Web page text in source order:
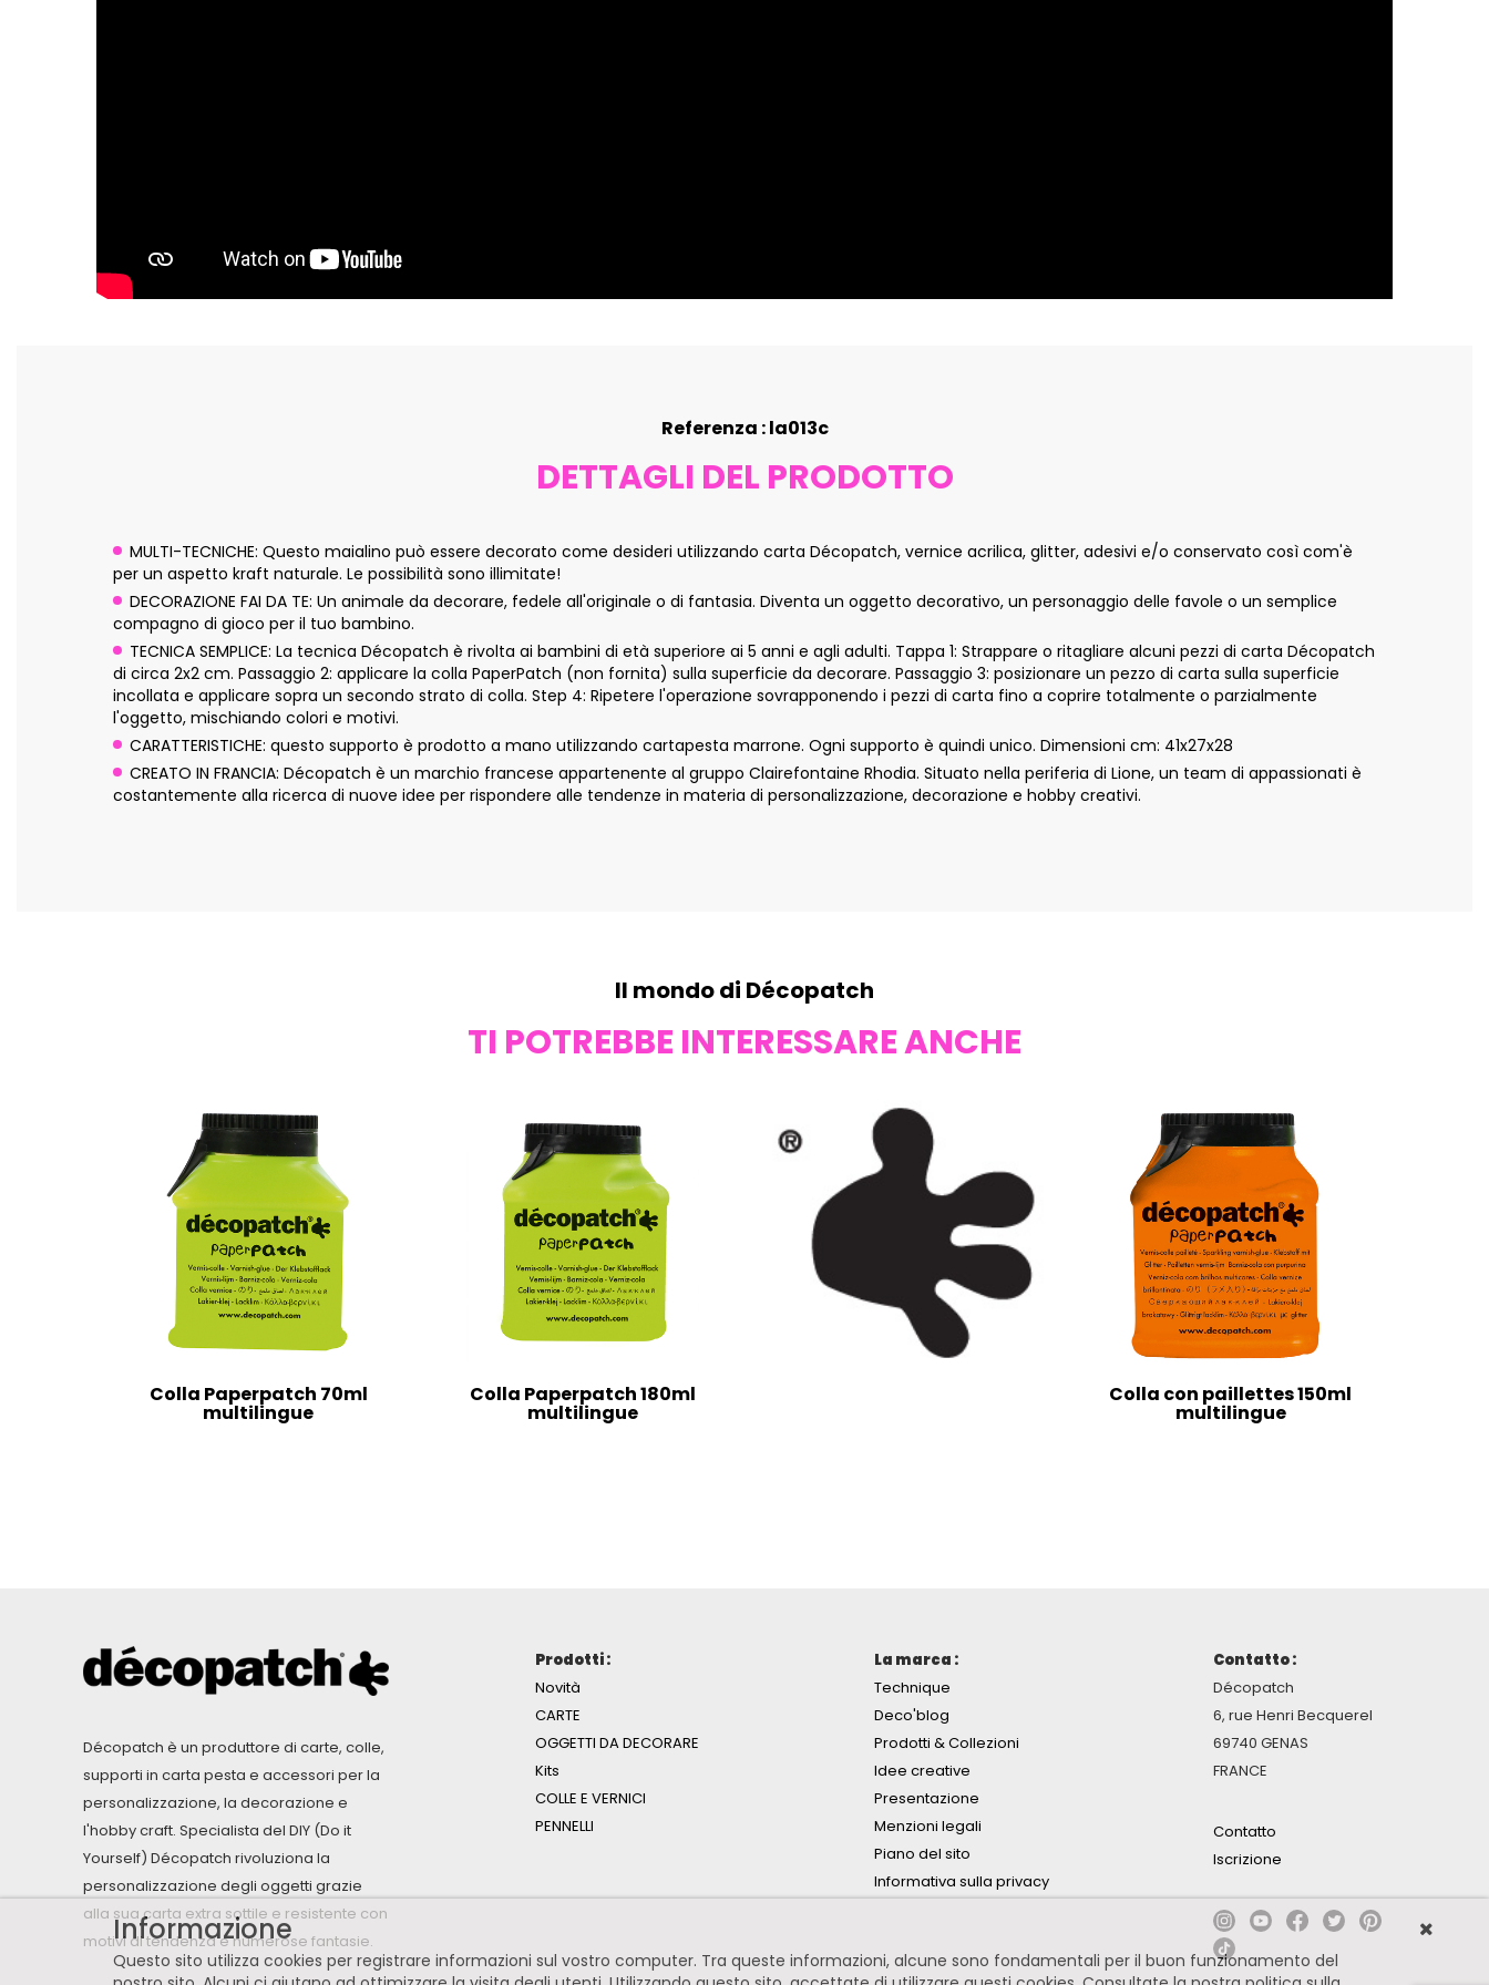
Referenza : la013c
DETTAGLI DEL PRODOTTO
MULTI-TECNICHE: Questo maialino può essere decorato come desideri utilizzando carta Décopatch, vernice acrilica, glitter, adesivi e/o conservato così com'è
per un aspetto kraft naturale. Le possibilità sono illimitate!
DECORAZIONE FAI DA TE: Un animale da decorare, fedele all'originale o di fantasia. Diventa un oggetto decorativo, un personaggio delle favole o un semplice
compagno di gioco per il tuo bambino.
TECNICA SEMPLICE: La tecnica Décopatch è rivolta ai bambini di età superiore ai 5 anni e agli adulti. Tappa 1: Strappare o ritagliare alcuni pezzi di carta Décopatch
di circa 2x2 cm. Passaggio 2: applicare la colla PaperPatch (non fornita) sulla superficie da decorare. Passaggio 3: posizionare un pezzo di carta sulla superficie
incollata e applicare sopra un secondo strato di colla. Step 4: Ripetere l'operazione sovrapponendo i pezzi di carta fino a coprire totalmente o parzialmente
l'oggetto, mischiando colori e motivi.
CARATTERISTICHE: questo supporto è prodotto a mano utilizzando cartapesta marrone. Ogni supporto è quindi unico. Dimensioni cm: 41x27x28
CREATO IN FRANCIA: Décopatch è un marchio francese appartenente al gruppo Clairefontaine Rhodia. Situato nella periferia di Lione, un team di appassionati è
costantemente alla ricerca di nuove idee per rispondere alle tendenze in materia di personalizzazione, decorazione e hobby creativi.
Il mondo di Décopatch
TI POTREBBE INTERESSARE ANCHE
Colla Paperpatch 70ml
multilingue
Colla Paperpatch 180ml
multilingue
Colla con paillettes 150ml
multilingue
Décopatch è un produttore di carte, colle,
supporti in carta pesta e accessori per la
personalizzazione, la decorazione e
l'hobby craft. Specialista del DIY (Do it
Yourself) Décopatch rivoluziona la
personalizzazione degli oggetti grazie
alla sua carta extra sottile e resistente con
motivi di tendenza e numerose fantasie.
Prodotti :
Novità
CARTE
OGGETTI DA DECORARE
Kits
COLLE E VERNICI
PENNELLI
La marca :
Technique
Deco'blog
Prodotti & Collezioni
Idee creative
Presentazione
Menzioni legali
Piano del sito
Informativa sulla privacy
Contatto :
Décopatch
6, rue Henri Becquerel
69740 GENAS
FRANCE
Contatto
Iscrizione
Informazione
Questo sito utilizza cookies per registrare informazioni sul vostro computer. Tra queste informazioni, alcune sono fondamentali per il buon funzionamento del